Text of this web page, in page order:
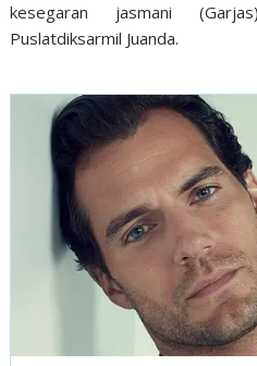
kesegaran jasmani
Puslatdiksarmil Juanda.